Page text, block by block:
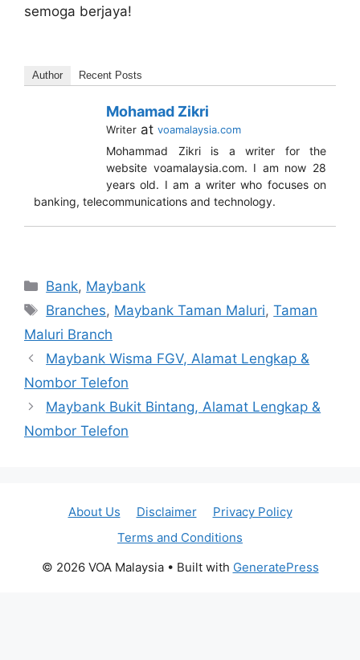
semoga berjaya!
Author Recent Posts
Mohamad Zikri
Writer at voamalaysia.com
Mohammad Zikri is a writer for the
website voamalaysia.com. I am now 28
years old. I am a writer who focuses on
banking, telecommunications and technology.
Categories
Bank, Maybank
Tags
Branches, Maybank Taman Maluri,Taman
Maluri Branch
Maybank Wisma FGV, Alamat Lengkap &
Nombor Telefon
Maybank Bukit Bintang, Alamat Lengkap &
Nombor Telefon
About Us Disclaimer
Privacy Policy
Terms and Conditions
© 2026 VOA Malaysia• Built with GeneratePress